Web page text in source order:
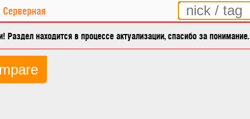
Серверная
Раздел находится в процессе актуализации, спасибо за понимание.